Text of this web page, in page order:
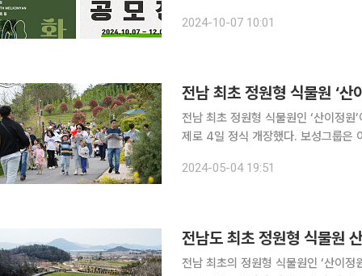
자연 환경을 배경으로 한 예술 작품이
2024-10-07 10:01
전남 최초 정원형 식물원 ‘
전남 최초 정원형 식물원인 ‘산이정
제로 4일 정식 개장했다. 보성그룹은 이날 개장식을 열고 첫 관람객을 맞이했다고 밝혔다. 행사에는
남군수 등 주요인사와 이병철 아영 대
2024-05-04 19:51
전남도 최초 정원형 식물원
전남 최초의 정원형 식물원인 ‘산이